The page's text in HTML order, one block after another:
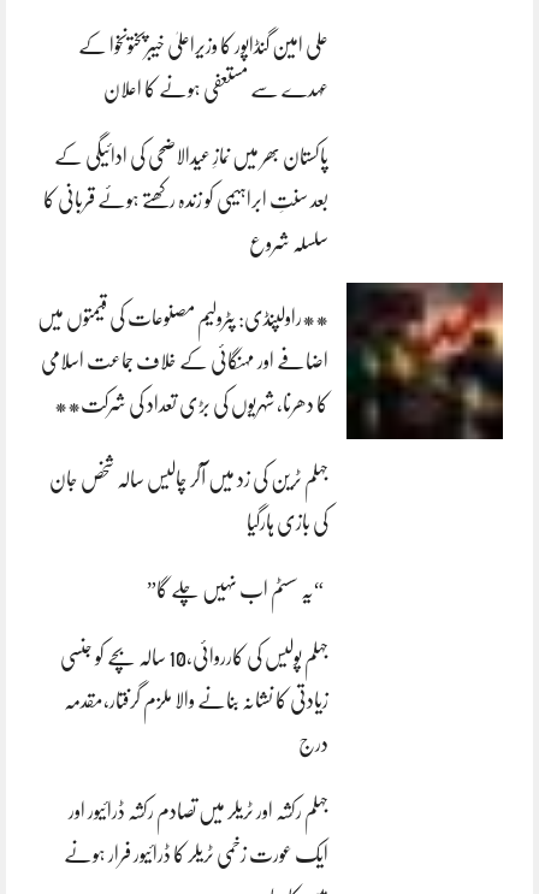
علی امین گنڈاپور کا وزیراعلیٰ خیبرپختونخوا کے
عہدے سے مستعفی ہونے کا اعلان
پاکستان بھر میں نمازِ عیدالاضحی کی ادائیگی کے
بعد سنتِ ابراہیمی کو زندہ رکھتے ہوئے قربانی کا
سلسلہ شروع
**راولپنڈی: پٹرولیم مصنوعات کی قیمتوں میں
اضافے اور مہنگائی کے خلاف جماعت اسلامی
کا دھرنا، شہریوں کی بڑی تعداد کی شرکت**
جہلم ٹرین کی زد میں آکر چالیس سالہ شخص جان
کی بازی ہارگیا
“یہ سسٹم اب نہیں چلے گا”
جہلم پولیس کی کارروائی،10 سالہ بچے کو جنسی
زیادتی کا نشانہ بنانے والا ملزم گرفتار،مقدمہ
درج
جہلم رکشہ اور ٹریلر میں تصادم رکشہ ڈرائیور اور
ایک عورت زخمی ٹریلر کا ڈرائیور فرار ہونے